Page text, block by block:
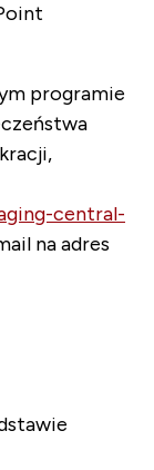
programie
central-
na adres